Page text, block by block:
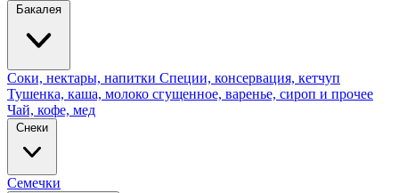
Бакалея
Соки, нектары, напитки Специи, консервация, кетчуп
Тушенка, каша, молоко сгущенное, варенье, сироп и прочее
Чай, кофе, мед
Снеки
Семечки